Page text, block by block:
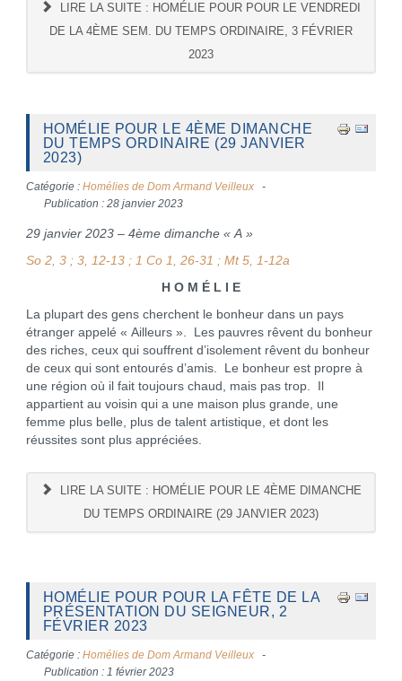
LIRE LA SUITE : HOMÉLIE POUR POUR LE VENDREDI
DE LA 4ÈME SEM. DU TEMPS ORDINAIRE, 3 FÉVRIER
2023
HOMÉLIE POUR LE 4ÈME DIMANCHE
DU TEMPS ORDINAIRE (29 JANVIER
2023)
Catégorie : Homélies de Dom Armand Veilleux
Publication : 28 janvier 2023
29 janvier 2023 – 4ème dimanche « A »
So 2, 3 ; 3, 12-13 ; 1 Co 1, 26-31 ; Mt 5, 1-12a
H O M É L I E
La plupart des gens cherchent le bonheur dans un pays
étranger appelé « Ailleurs ». Les pauvres rêvent du bonheur
des riches, ceux qui souffrent d’isolement rêvent du bonheur
de ceux qui sont entourés d’amis. Le bonheur est propre à
une région où il fait toujours chaud, mais pas trop. Il
appartient au voisin qui a une maison plus grande, une
femme plus belle, plus de talent artistique, et dont les
réussites sont plus appréciées.
LIRE LA SUITE : HOMÉLIE POUR LE 4ÈME DIMANCHE
DU TEMPS ORDINAIRE (29 JANVIER 2023)
HOMÉLIE POUR POUR LA FÊTE DE LA
PRÉSENTATION DU SEIGNEUR, 2
FÉVRIER 2023
Catégorie : Homélies de Dom Armand Veilleux
Publication : 1 février 2023